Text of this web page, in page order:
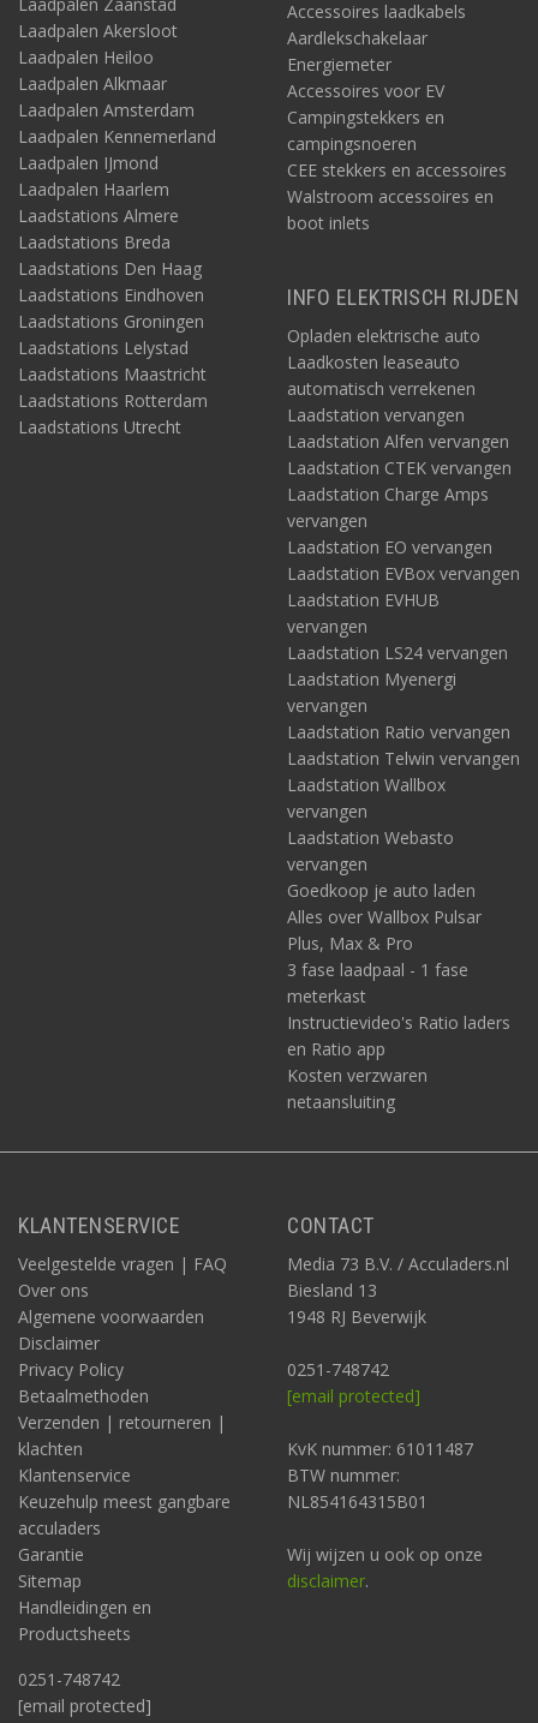
Laadpalen Akersloot
Laadpalen Heiloo
Laadpalen Alkmaar
Laadpalen Amsterdam
Laadpalen Kennemerland
Laadpalen IJmond
Laadpalen Haarlem
Laadstations Almere
Laadstations Breda
Laadstations Den Haag
Laadstations Eindhoven
Laadstations Groningen
Laadstations Lelystad
Laadstations Maastricht
Laadstations Rotterdam
Laadstations Utrecht
Accessoires laadkabels
Aardlekschakelaar
Energiemeter
Accessoires voor EV
Campingstekkers en
campingsnoeren
CEE stekkers en accessoires
Walstroom accessoires en
boot inlets
INFO ELEKTRISCH RIJDEN
Opladen elektrische auto
Laadkosten leaseauto
automatisch verrekenen
Laadstation vervangen
Laadstation Alfen vervangen
Laadstation CTEK vervangen
Laadstation Charge Amps
vervangen
Laadstation EO vervangen
Laadstation EVBox vervangen
Laadstation EVHUB
vervangen
Laadstation LS24 vervangen
Laadstation Myenergi
vervangen
Laadstation Ratio vervangen
Laadstation Telwin vervangen
Laadstation Wallbox
vervangen
Laadstation Webasto
vervangen
Goedkoop je auto laden
Alles over Wallbox Pulsar
Plus, Max & Pro
3 fase laadpaal - 1 fase
meterkast
Instructievideo's Ratio laders
en Ratio app
Kosten verzwaren
netaansluiting
KLANTENSERVICE
Veelgestelde vragen | FAQ
Over ons
Algemene voorwaarden
Disclaimer
Privacy Policy
Betaalmethoden
Verzenden | retourneren |
klachten
Klantenservice
Keuzehulp meest gangbare
acculaders
Garantie
Sitemap
Handleidingen en
Productsheets
0251-748742
[email protected]
CONTACT
Media 73 B.V. / Acculaders.nl
Biesland 13
1948 RJ Beverwijk
0251-748742
[email protected]
KvK nummer: 61011487
BTW nummer:
NL854164315B01
Wij wijzen u ook op onze
disclaimer.